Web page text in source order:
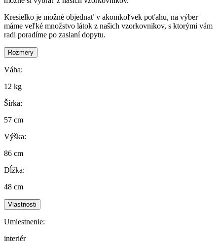
Kresielko je možné objednať v akomkoľvek poťahu, na výber
máme veľké množstvo látok z našich vzorkovnikov, s ktorými vám
radi poradíme po zaslaní dopytu.
Rozmery
Váha:
12 kg
Šírka:
57 cm
Výška:
86 cm
Dĺžka:
48 cm
Vlastnosti
Umiestnenie:
interiér